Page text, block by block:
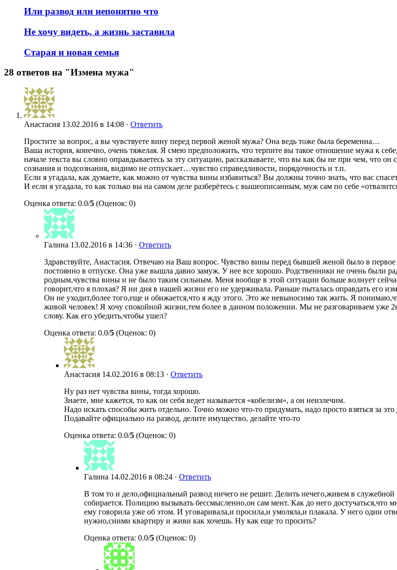
Или развод или непонятно что
Не хочу видеть, а жизнь заставила
Старая и новая семья
28 ответов на "Измена мужа"
Анастасия 13.02.2016 в 14:08 · Ответить
Простите за вопрос, а вы чувствуете вину перед первой женой мужа? Она ведь тоже была беременна…
Ваша история, конечно, очень тяжелая. Я смею предположить, что терпите вы такое отношение мужа к
начале текста вы словно оправдываетесь за эту ситуацию, рассказываете, что вы как бы не при чем, что
сознания и подсознания, видимо не отпускает…чувство справедливости, порядочность и т.п.
Если я угадала, как думаете, как можно от чувства вины избавиться? Вы должны точно знать, что вас
И если я угадала, то как только вы на самом деле разберётесь с вышеописанным, муж сам по себе
Оценка ответа: 0.0/5 (Оценок: 0)
Галина 13.02.2016 в 14:36 · Ответить
Здравствуйте, Анастасия. Отвечаю на Ваш вопрос. Чувство вины перед бывшей женой было в
постоянно в отпуске. Она уже вышла давно замуж. У нее все хорошо. Родственники не очень были
родным,чувства вины и не было таким сильным. Меня вообще в этой ситуации больше волнует
говорит,что я плохая? Я ни дня в нашей жизни его не удерживала. Раньше пыталась оправдать его
Он не уходит,более того,еще и обижается,что я жду этого. Это же невыносимо так жить. Я
живой человек! Я хочу спокойной жизни,тем более в данном положении. Мы не разговариваем
слову. Как его убедить,чтобы ушел?
Оценка ответа: 0.0/5 (Оценок: 0)
Анастасия 14.02.2016 в 08:13 · Ответить
Ну раз нет чувства вины, тогда хорошо.
Знаете, мне кажется, то как он себя ведет называется «кобелизм», а он неизлечим.
Надо искать способы жить отдельно. Точно можно что-то придумать, надо просто взяться за
Подавайте официально на развод, делите имущество, делайте что-то
Оценка ответа: 0.0/5 (Оценок: 0)
Галина 14.02.2016 в 08:24 · Ответить
В том то и дело,официальный развод ничего не решит. Делить нечего,живем в служебной
собирается. Полицию вызывать бессмысленно,он сам мент. Как до него
ему говорила уже об этом. И уговаривала,и просила,и умоляла,и плакала. У него один
нужно,сними квартиру и живи как хочешь. Ну как еще то просить?
Оценка ответа: 0.0/5 (Оценок: 0)